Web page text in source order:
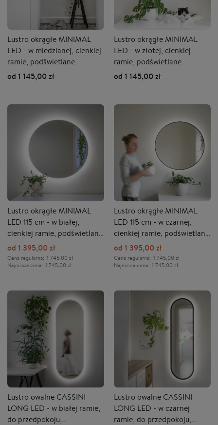
Lustro okrągłe MINIMAL
LED - w miedzianej, cienkiej
ramie, podświetlane
od 1 145,00 zł
Lustro okrągłe MINIMAL
LED - w złotej, cienkiej
ramie, podświetlane
od 1 145,00 zł
Lustro okrągłe MINIMAL
LED 115 cm - w białej,
cienkiej ramie, podświetlane
- PROMOCJA
od 1 395,00 zł
Cena regularna: 1 745,00 zł
Najniższa cena: 1 745,00 zł
Lustro okrągłe MINIMAL
LED 115 cm - w czarnej,
cienkiej ramie, podświetlane
- PROMOCJA
od 1 395,00 zł
Cena regularna: 1 745,00 zł
Najniższa cena: 1 745,00 zł
Lustro owalne CASSINI
LONG LED - w białej ramie,
do przedpokoju,
Lustro owalne CASSINI
LONG LED - w czarnej
ramie, do przedpokoju,